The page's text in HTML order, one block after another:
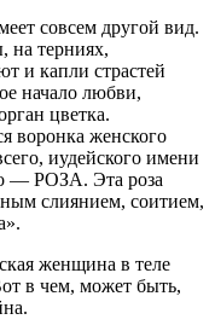
совсем другой вид.
на терниях,
и капли страстей
начало любви,
цветка.
воронка женского
иудейского имени
— РОЗА. Эта роза
слиянием, соитием,
женщина в теле
в чем, может быть,